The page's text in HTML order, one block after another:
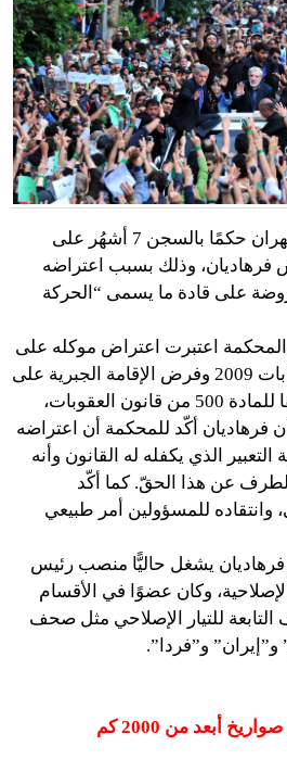
أصدرت محكمة الثورة بطهران حكمًا بالسجن 7 أشهُر على
وذلك بسبب اعتراضه
على قادة ما يسمى “الحركة
اعتبرت اعتراض موكله على
الأحداث التي أعقبت انتخابات 2009 وفرض الإقامة الجبرية على
قادة الحركة الخضراء طبقا للمادة 500 من قانون العقوبات،
فرهاديان أكّد للمحكمة أن اعتراضه
الذي يكفله له القانون وأنه
عن هذا الحقّ. كما أكّد
للمسؤولين أمر طبيعي
يشغل حاليًّا منصب رئيس
وكان عضوًا في الأقسام
للتيار الإصلاحي مثل صحف
و”فردا”.
أبعد من 2000 كم